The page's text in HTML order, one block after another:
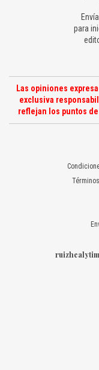
para
Las opiniones
exclusiva
reflejan los puntos